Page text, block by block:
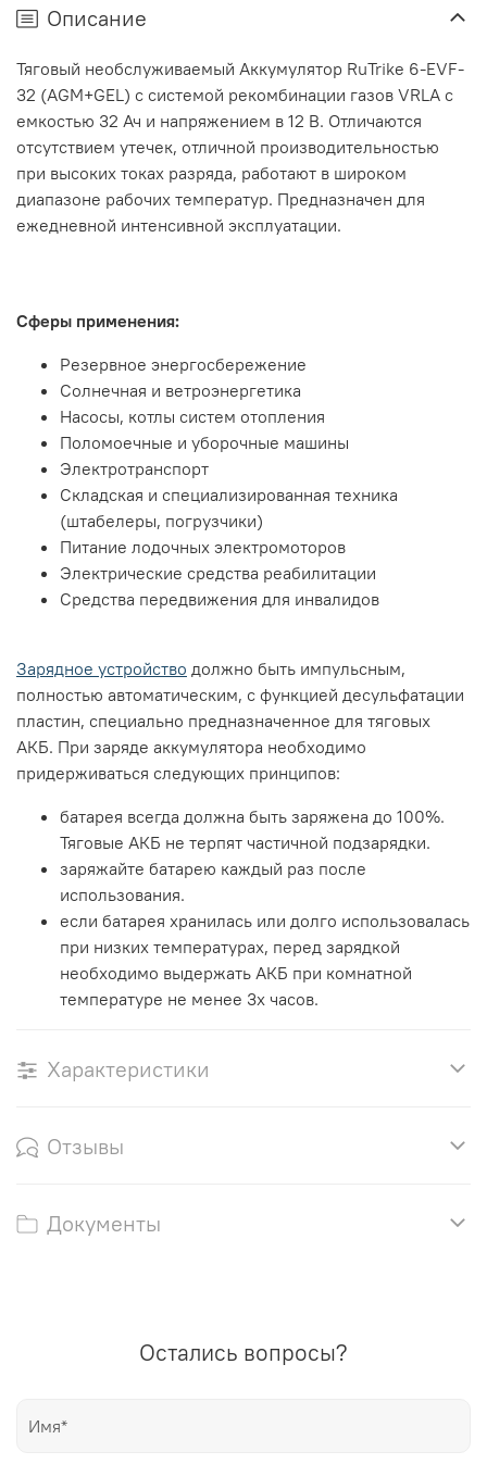
Описание
Тяговый необслуживаемый Аккумулятор RuTrike 6-EVF-
32 (AGM+GEL) с системой рекомбинации газов VRLA с
емкостью 32 Ач и напряжением в 12 В. Отличаются
отсутствием утечек, отличной производительностью
при высоких токах разряда, работают в широком
диапазоне рабочих температур. Предназначен для
ежедневной интенсивной эксплуатации.
Сферы применения:
Резервное энергосбережение
Солнечная и ветроэнергетика
Насосы, котлы систем отопления
Поломоечные и уборочные машины
Электротранспорт
Складская и специализированная техника
(штабелеры, погрузчики)
Питание лодочных электромоторов
Электрические средства реабилитации
Средства передвижения для инвалидов
Зарядное устройство должно быть импульсным,
полностью автоматическим, с функцией десульфатации
пластин, специально предназначенное для тяговых
АКБ. При заряде аккумулятора необходимо
придерживаться следующих принципов:
батарея всегда должна быть заряжена до 100%.
Тяговые АКБ не терпят частичной подзарядки.
заряжайте батарею каждый раз после
использования.
если батарея хранилась или долго использовалась
при низких температурах, перед зарядкой
необходимо выдержать АКБ при комнатной
температуре не менее 3х часов.
Характеристики
Отзывы
Документы
Остались вопросы?